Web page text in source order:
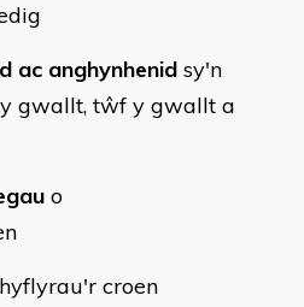
ac anghynhenid sy'n
gwallt, tŵf y gwallt a
o
croen